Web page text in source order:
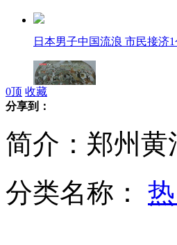
日本男子中国流浪 市民接济1
指甲大鼻烟壶能装百犬
专家详解8日天龙座流星雨
0顶 收藏
分享到：
简介：郑州
分类名称：